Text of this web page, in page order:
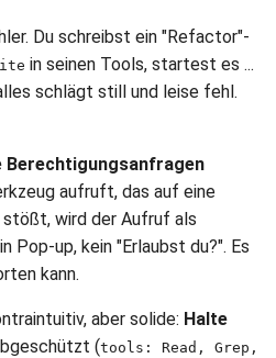
Du schreibst ein "Refactor"-
in seinen Tools, startest es ...
schlägt still und leise fehl.
Berechtigungsanfragen
aufruft, das auf eine
stößt, wird der Aufruf als
Pop-up, kein "Erlaubst du?". Es
kann.
aber solide: Halte
(tools: Read, Grep,